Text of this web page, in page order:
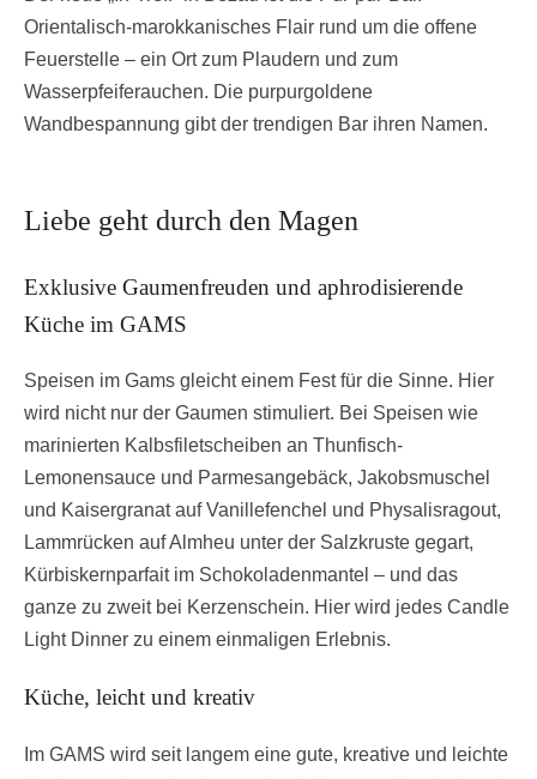
Orientalisch-marokkanisches Flair rund um die offene
Feuerstelle – ein Ort zum Plaudern und zum
Wasserpfeiferauchen. Die purpurgoldene
Wandbespannung gibt der trendigen Bar ihren Namen.
Liebe geht durch den Magen
Exklusive Gaumenfreuden und aphrodisierende
Küche im GAMS
Speisen im Gams gleicht einem Fest für die Sinne. Hier
wird nicht nur der Gaumen stimuliert. Bei Speisen wie
marinierten Kalbsfiletscheiben an Thunfisch-
Lemonensauce und Parmesangebäck, Jakobsmuschel
und Kaisergranat auf Vanillefenchel und Physalisragout,
Lammrücken auf Almheu unter der Salzkruste gegart,
Kürbiskernparfait im Schokoladenmantel – und das
ganze zu zweit bei Kerzenschein. Hier wird jedes Candle
Light Dinner zu einem einmaligen Erlebnis.
Küche, leicht und kreativ
Im GAMS wird seit langem eine gute, kreative und leichte